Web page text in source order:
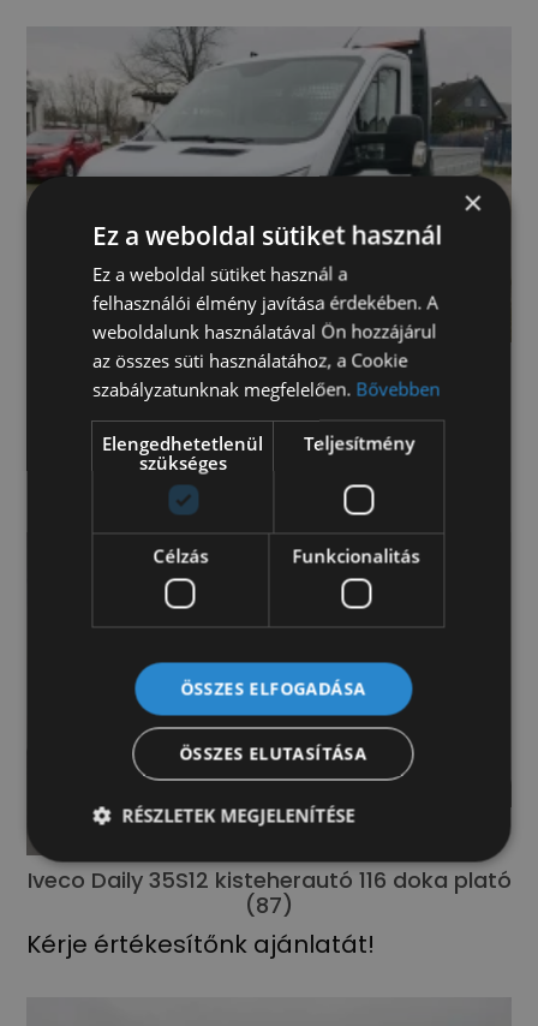
Ford Transit 350 L3 kisteherautó 131 billencs
(89)
Kérje értékesítőnk ajánlatát!
Iveco Daily 35S12 kisteherautó 116 doka plató
(87)
Kérje értékesítőnk ajánlatát!
×
Ez a weboldal sütiket használ
Ez a weboldal sütiket használ a
felhasználói élmény javítása érdekében. A
weboldalunk használatával Ön hozzájárul
az összes süti használatához, a Cookie
szabályzatunknak megfelelően. Bővebben
Elengedhetetlenül
szükséges
Teljesítmény
Célzás Funkcionalitás
ÖSSZES ELFOGADÁSA
ÖSSZES ELUTASÍTÁSA
RÉSZLETEK MEGJELENÍTÉSE